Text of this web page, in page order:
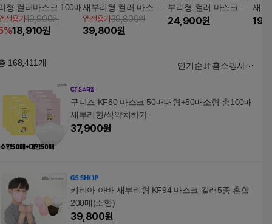
형 컬러마스크 100매
전용가19,900원
%18,910원
새부리형 컬러 마스크
200장 (대형)
앱전용가39,800원
39,800원
부리형 컬러 마스크 10
0장(대형)
24,900원
새부
00매
168,411 개 인기순 홈쇼핑사
구디즈 KF80 마스크 50매대형+50매소형 총100매
새부리형/식약처허가
37,900원
키리아 아바 새부리형 KF94 마스크 컬러5종 혼합
200매(소형)
39,800원